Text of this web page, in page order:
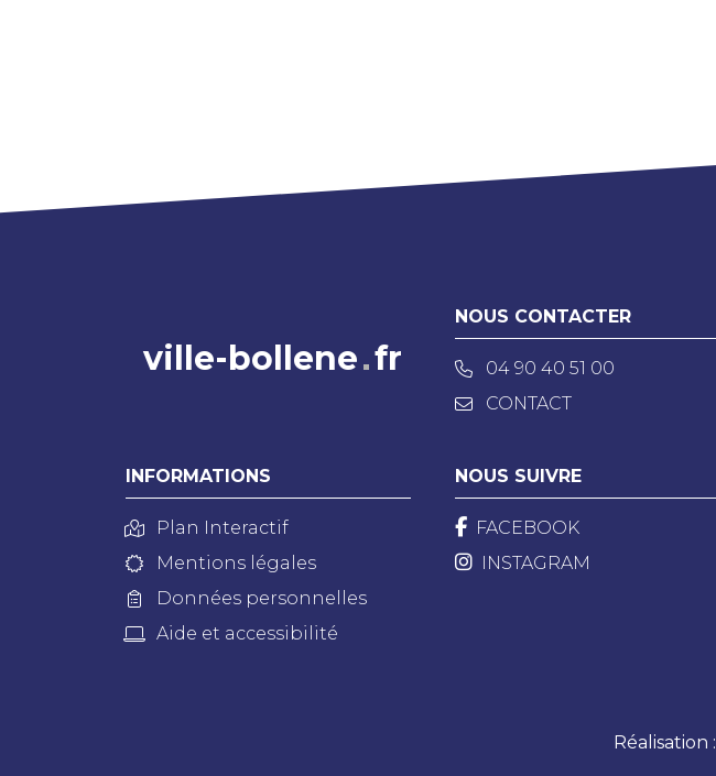
ville-bollene fr
NOUS CONTACTER
04 90 40 51 00
CONTACT
INFORMATIONS
Plan Interactif
Mentions légales
Données personnelles
Aide et accessibilité
NOUS SUIVRE
FACEBOOK
INSTAGRAM
Réalisation :